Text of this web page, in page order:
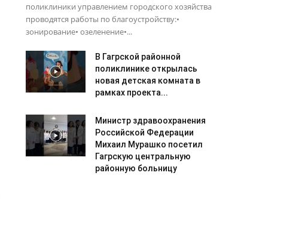
поликлиники управлением городского хозяйства
проводятся работы по благоустройству:•
зонирование• озеленение•...
В Гагрской районной
поликлинике открылась
новая детская комната в
рамках проекта...
Министр здравоохранения
Российской Федерации
Михаил Мурашко посетил
Гагрскую центральную
районную больницу